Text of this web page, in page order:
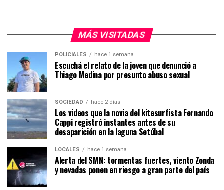
MÁS VISITADAS
POLICIALES hace 1 semana
Escuchá el relato de la joven que denunció a
Thiago Medina por presunto abuso sexual
SOCIEDAD hace 2 días
Los videos que la novia del kitesurfista Fernando
Cappi registró instantes antes de su
desaparición en la laguna Setúbal
LOCALES hace 1 semana
Alerta del SMN: tormentas fuertes, viento Zonda
y nevadas ponen en riesgo a gran parte del país